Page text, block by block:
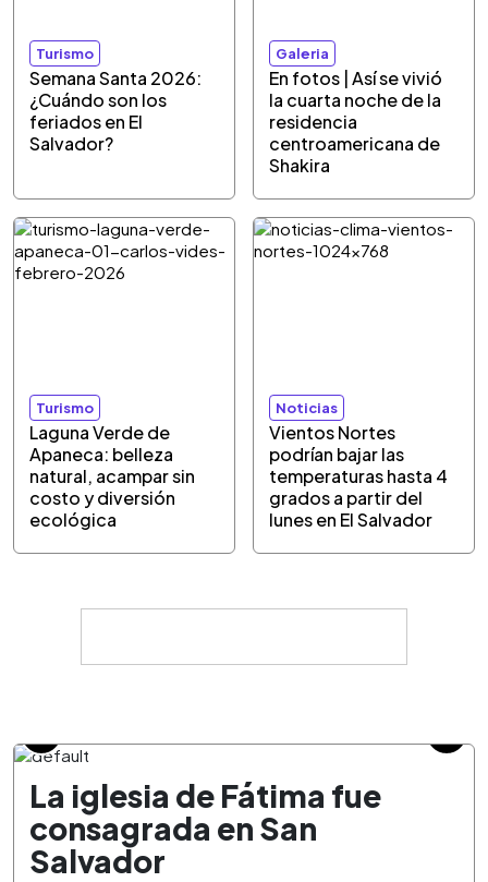
Turismo
Semana Santa 2026:
¿Cuándo son los
feriados en El
Salvador?
Galeria
En fotos | Así se vivió
la cuarta noche de la
residencia
centroamericana de
Shakira
Turismo
Laguna Verde de
Apaneca: belleza
natural, acampar sin
costo y diversión
ecológica
Noticias
Vientos Nortes
podrían bajar las
temperaturas hasta 4
grados a partir del
lunes en El Salvador
La iglesia de Fátima fue
consagrada en San
Salvador